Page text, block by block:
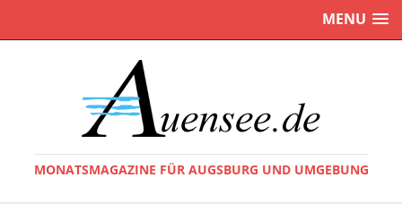
MENU
MONATSMAGAZINE FÜR AUGSBURG UND UMGEBUNG